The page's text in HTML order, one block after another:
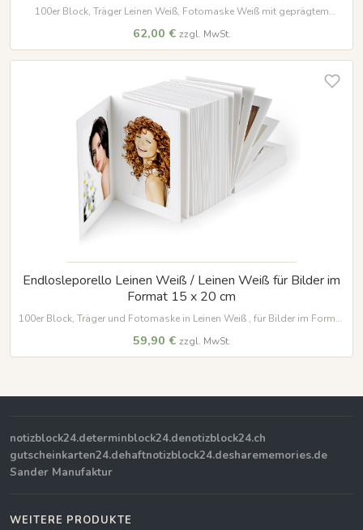
100er Block, Träger Leinen Weiß, Fotomaske Weiß mit geprägtem
62,00 € zzgl. MwSt.
Endlosleporello Leinen Weiß / Leinen Weiß für Bilder im
Format 15 x 20 cm
100er Block, Träger und Fotomaske in Leinen Weiß , für Bilder im Format
59,90 € zzgl. MwSt.
notizblock24.determinblock24.denotizblock24.ch
gutscheinkarten24.dehaftnotizblock24.desharememories.de
Sander Manufaktur
WEITERE PRODUKTE